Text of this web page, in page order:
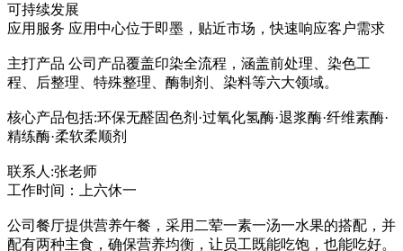
可持续发展
应用服务 应用中心位于即墨，贴近市场，快速响应客户需求
主打产品 公司产品覆盖印染全流程，涵盖前处理、染色工
程、后整理、特殊整理、酶制剂、染料等六大领域。
核心产品包括:环保无醛固色剂·过氧化氢酶·退浆酶·纤维素酶·
精练酶·柔软柔顺剂
联系人:张老师
工作时间：上六休一
公司餐厅提供营养午餐，采用二荤一素一汤一水果的搭配，并
配有两种主食，确保营养均衡，让员工既能吃饱，也能吃好。